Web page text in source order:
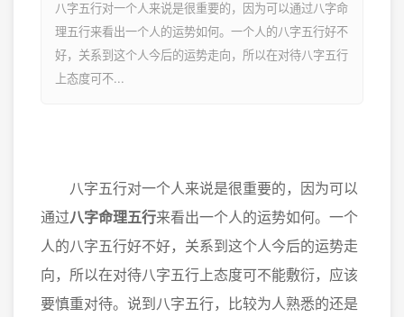
八字五行对一个人来说是很重要的，因为可以通过八字命
理五行来看出一个人的运势如何。一个人的八字五行好不
好，关系到这个人今后的运势走向，所以在对待八字五行
上态度可不...
八字五行对一个人来说是很重要的，因为可以
通过八字命理五行来看出一个人的运势如何。一个
人的八字五行好不好，关系到这个人今后的运势走
向，所以在对待八字五行上态度可不能敷衍，应该
要慎重对待。说到八字五行，比较为人熟悉的还是